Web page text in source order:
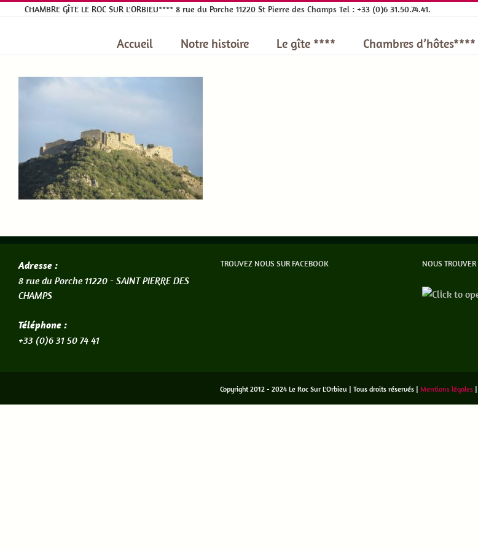
PasserCHAMBRE GÎTE LE ROC SUR L'ORBIEU**** 8 rue du Porche 11220 St Pierre des Champs Tel : +33 (0)6 31.50.74.41.
Accueil Notre histoire Le gîte **** Chambres d’hôtes****
Adresse :
8 rue du Porche 11220 - SAINT PIERRE DES
CHAMPS
Téléphone :
+33 (0)6 31 50 74 41
TROUVEZ NOUS SUR FACEBOOK NOUS TROUVER
Copyright 2012 - 2024 Le Roc Sur L'Orbieu | Tous droits réservés | Mentions légales|